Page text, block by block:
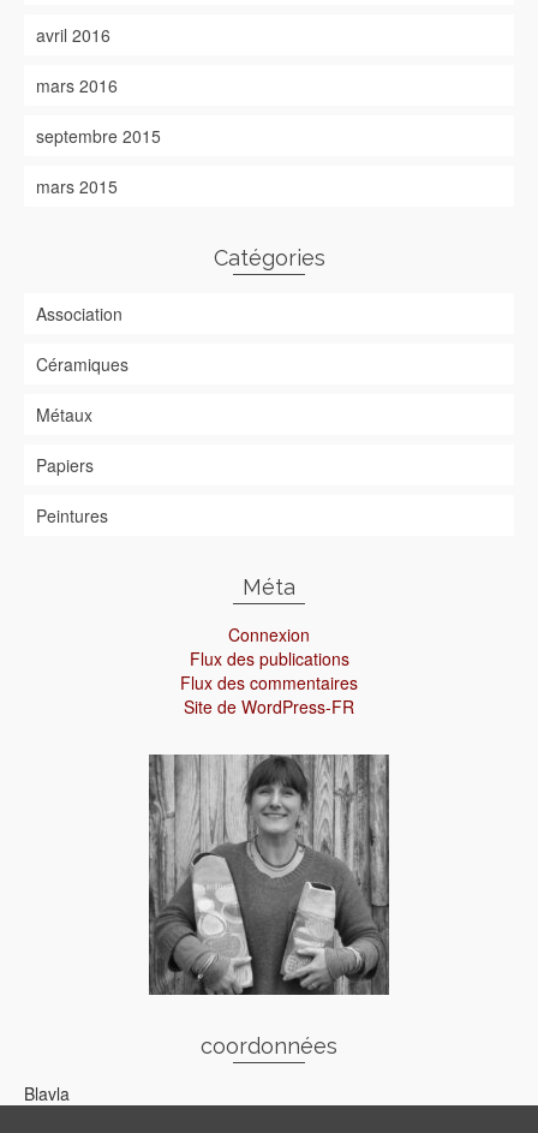
avril 2016
mars 2016
septembre 2015
mars 2015
Catégories
Association
Céramiques
Métaux
Papiers
Peintures
Méta
Connexion
Flux des publications
Flux des commentaires
Site de WordPress-FR
coordonnées
Blavla